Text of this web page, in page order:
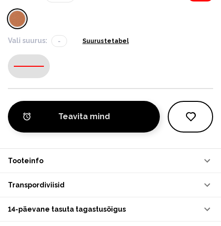
Vali suurus: - Suurustetabel
-
Teavita mind
Tooteinfo
Transpordiviisid
14-päevane tasuta tagastusõigus